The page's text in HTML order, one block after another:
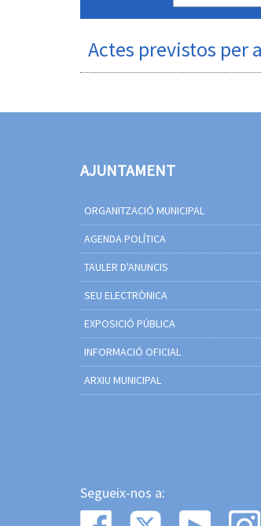
Actes previstos per
AJUNTAMENT
ORGANITZACIÓ MUNICIPAL
AGENDA POLÍTICA
TAULER D'ANUNCIS
SEU ELECTRÒNICA
EXPOSICIÓ PÚBLICA
INFORMACIÓ OFICIAL
ARXIU MUNICIPAL
Segueix-nos a: